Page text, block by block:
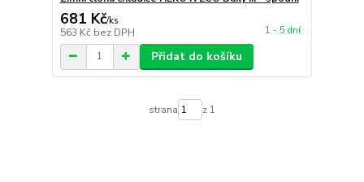
681 Kč/ks
563 Kč bez DPH 1 - 5 dní
Přidat do košíku
strana z 1